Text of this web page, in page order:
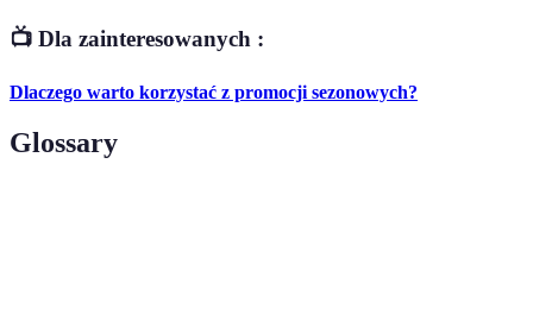
📺 Dla zainteresowanych :
Dlaczego warto korzystać z promocji sezonowych?
Glossary